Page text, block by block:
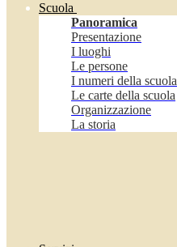
Scuola
Panoramica
Presentazione
I luoghi
Le persone
I numeri della scuola
Le carte della scuola
Organizzazione
La storia